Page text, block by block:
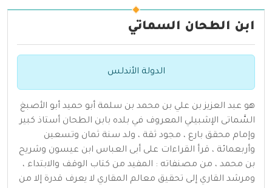
ابن الطحان السماتي
الدولة الأندلس
هو عبد العزيز بن علي بن محمد بن سلمة أبو حميد أبو الأصبغ
السَّماتى الإشبيلي المعروف في بلده بابن الطحان أستاذ كبير
وإمام محقق بارع ، مجود ثقة ، ولد سنة ثمان وتسعين
وأربعمائة ، قرأ القراءات على أبى العباس ابن عيسون وشريح
بن محمد ، من مصنفاته : المفيد من كتاب الوقف والابتداء ،
ومرشد القاري إلى تحقيق معالم المقاري لا يعرف قدرة إلا من